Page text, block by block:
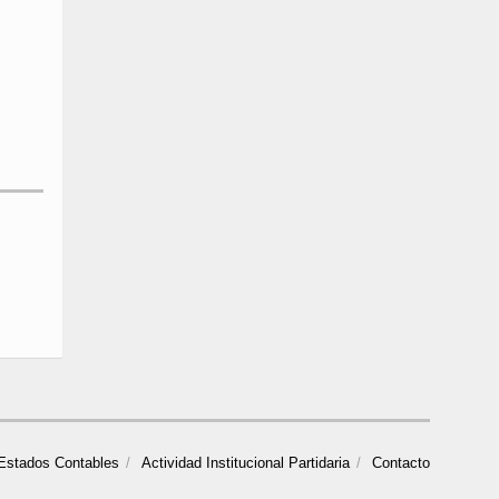
Contables Actividad Institucional Partidaria Contacto